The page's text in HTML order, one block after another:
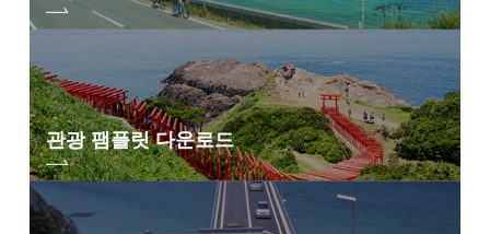
관광 팸플릿 다운로드